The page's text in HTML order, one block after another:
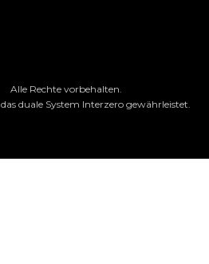
Alle Rechte vorbehalten.
duale System Interzero gewährleistet.